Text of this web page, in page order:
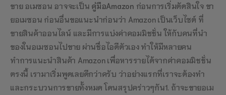
ขาย อเมซอน อาจจะเป็น คู่มือAmazon ก่อนการเริ่มตัดสินใจ ขา
ยอเมซอน ก่อนอื่นขอแนะนำก่อนว่า Amazon เป็นเว็บไซต์ ที่
ขายสินค้าออนไลน์ และมีการแบ่งค่าคอมมิชชั่น ให้กับคนที่นำ
ของในอเมซอนไปขาย ผ่านชื่อไอดีตัวเอง ทำให้มีหลายคน
ทำการแนะนำสินค้า Amazon เพื่อหารรายได้จากค่าคอมมิชชั่น
ตรงนี้ เรามาเริ่มพูดเลยดีกว่าครับ ว่าอย่างแรกที่เราจะต้องทำ
และกระบวนการขายทั้งหมด โดนสรุปคร่าวๆกัน1. ถ้าจะขายอเม